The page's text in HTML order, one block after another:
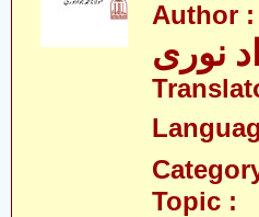
Author :
نوری
Topic :